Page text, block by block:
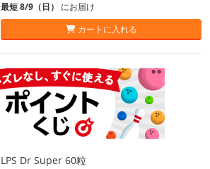
最短 8/9（日） にお届け
カートに入れる
LPS Dr Super 60粒